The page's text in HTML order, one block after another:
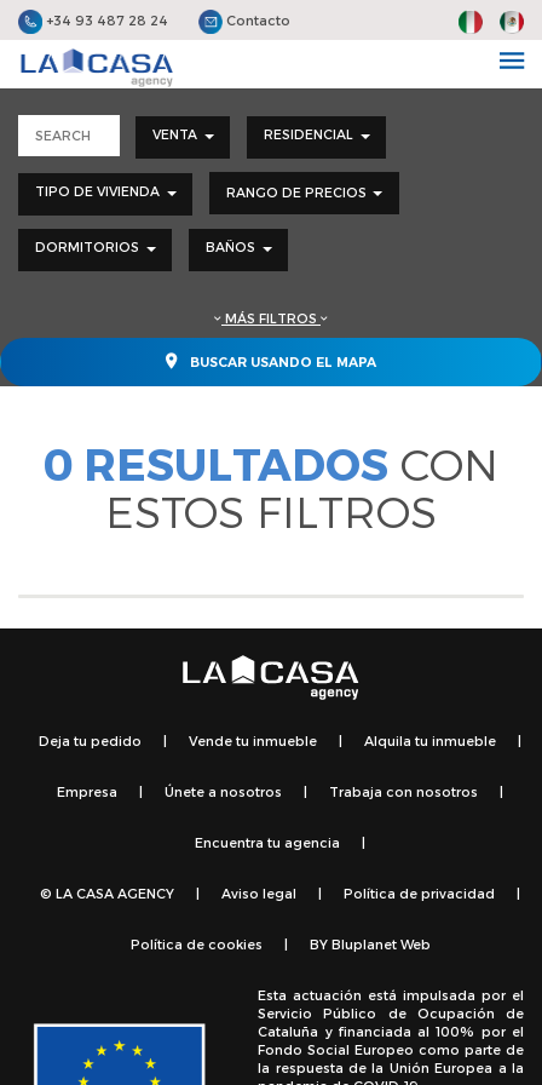
+34 93 487 28 24 Contacto
VENTA RESIDENCIAL
TIPO DE VIVIENDA RANGO DE PRECIOS
DORMITORIOS BAÑOS
MÁS FILTROS
BUSCAR USANDO EL MAPA
0 RESULTADOS CON
ESTOS FILTROS
Deja tu pedido | Vende tu inmueble | Alquila tu inmueble |
Empresa | Únete a nosotros | Trabaja con nosotros |
Encuentra tu agencia |
© LA CASA AGENCY | Aviso legal | Política de privacidad |
Política de cookies | BY Bluplanet Web
Esta actuación está impulsada por el
Servicio Público de Ocupación de
Cataluña y financiada al 100% por el
Fondo Social Europeo como parte de
la respuesta de la Unión Europea a la